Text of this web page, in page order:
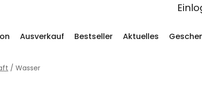
Ausverkauf Bestseller Aktuelles
/ Wasser